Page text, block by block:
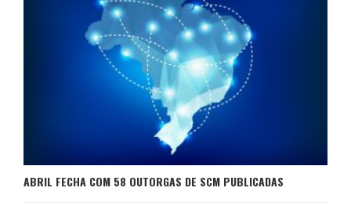
ABRIL FECHA COM 58 OUTORGAS DE SCM PUBLICADAS